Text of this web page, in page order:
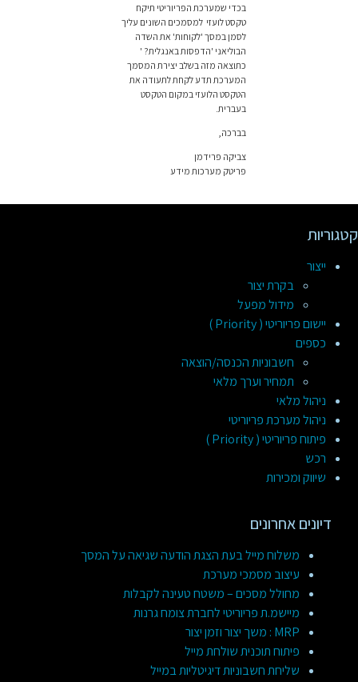
בכדי שמערכת הפריוריטי תיקח
טקסט לועזי למסמכים השונים עליך
לסמן במסך 'לקוחות' את השדה
הבוליאני 'הדפסות באנגלית? '
כתוצאה מזה בשלב יצירת המסמך
המערכת תדע לקחת לתעודה את
הטקסט הלועזי במקום הטקסט
בעברית.
בברכה,
צביקה פרידמן
פריטק מערכות מידע
קטגוריות
ייצור
בקרת יצור
מידול מפעל
יישום פריוריטי ( Priority )
כספים
חשבוניות הכנסה/הוצאה
תמחיר וערך מלאי
ניהול מלאי
ניהול מערכת פריוריטי
פיתוח פריוריטי ( Priority )
רכש
שיווק ומכירות
דיונים אחרונים
משלוח מייל בעת הצגת הודעה שגיאה על המסך
עיצוב מסמכי מערכת
מחולל מסכים – משטח טעינה לקבלות
מיישמ.ת פריוריטי לחברת צומח גרנות
MRP : משך יצור וזמן יצור
פיתוח תוכנית שולחת מייל
שליחת חשבוניות דיגיטליות במייל